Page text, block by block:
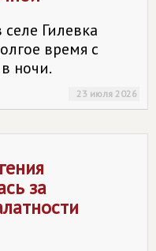
Гилевка
время с
ночи.
23 июля 2026
за